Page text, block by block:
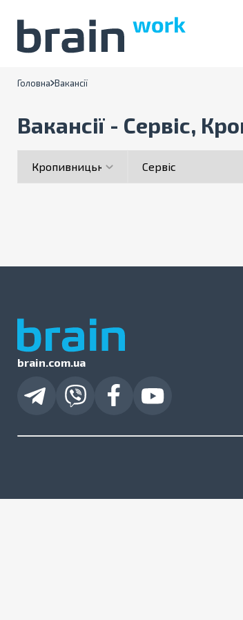
Головна Вакансії
Вакансії - Сервіс,
brain.com.ua